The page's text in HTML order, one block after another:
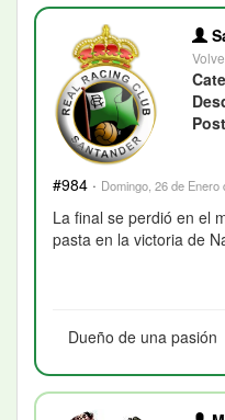
#984 · Domingo, 26 de
La final se perdió en el
pasta en la victoria de
Dueño de una pasión